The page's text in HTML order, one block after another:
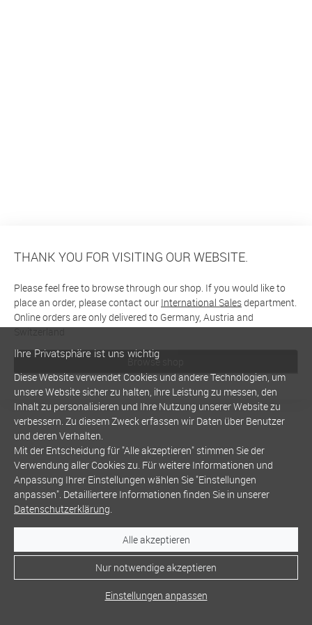
THANK YOU FOR VISITING OUR WEBSITE.
Please feel free to browse through our shop. If you would like to
place an order, please contact our International Salesdepartment.
Online orders are only delivered to Germany, Austria and
Switzerland
Browse shop
Ihre Privatsphäre ist uns wichtig
Diese Website verwendet Cookies und andere Technologien, um
unsere Website sicher zu halten, ihre Leistung zu messen, den
Inhalt zu personalisieren und Ihre Nutzung unserer Website zu
verbessern. Zu diesem Zweck erfassen wir Daten über Benutzer
und deren Verhalten.
Mit der Entscheidung für "Alle akzeptieren" stimmen Sie der
Verwendung aller Cookies zu. Für weitere Informationen und
Anpassung Ihrer Einstellungen wählen Sie "Einstellungen
anpassen". Detailliertere Informationen finden Sie in unserer
Datenschutzerklärung.
Alle akzeptieren
Nur notwendige akzeptieren
Einstellungen anpassen